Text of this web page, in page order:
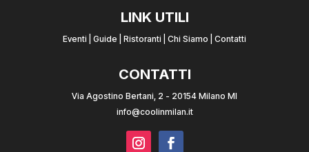
LINK UTILI
Eventi Guide Ristoranti Chi Siamo Contatti
CONTATTI
Via Agostino Bertani, 2 - 20154 Milano MI
info@coolinmilan.it